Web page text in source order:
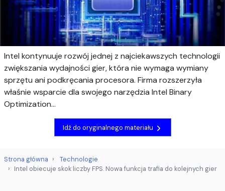
Intel kontynuuje rozwój jednej z najciekawszych technologii
zwiększania wydajności gier, która nie wymaga wymiany
sprzętu ani podkręcania procesora. Firma rozszerzyła
właśnie wsparcie dla swojego narzędzia Intel Binary
Optimization...
Idź do oryginalnego materiału
Strona główna
Technologie
Intel obiecuje skok liczby FPS. Nowa funkcja trafia do kolejnych gier